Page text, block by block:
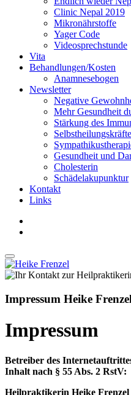
Clinic Nepal 2019
Mikronährstoffe
Yager Code
Videosprechstunde
Vita
Behandlungen/Kosten
Anamnesebogen
Newsletter
Negative
Mehr Gesundheit
Stärkung des
Selbstheilungskräfte
Gesundheit und
Cholesterin
Schädelakupunktur
Kontakt
Links
Impressum Heike Frenzel
Impressum
Betreiber des
Inhalt nach § 55 Abs. 2 RstV:
Heilpraktikerin Heike Frenzel